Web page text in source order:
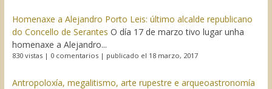
Homenaxe a Alejandro Porto Leis: último alcalde republicano
do Concello de Serantes O día 17 de marzo tivo lugar unha
homenaxe a Alejandro...
830 vistas| 0 comentarios| publicado el 18 marzo, 2017
Antropoloxía, megalitismo, arte rupestre e arqueoastronomía